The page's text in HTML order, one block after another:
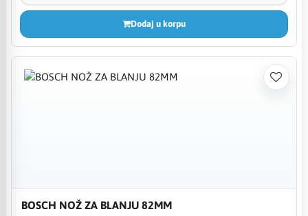
Dodaj u korpu
BOSCH NOŽ ZA BLANJU 82MM